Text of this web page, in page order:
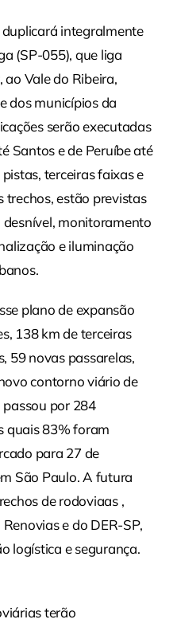
integralmente
(SP-055), que liga
Vale do Ribeira,
dos municípios da
serão executadas
Santos e de Peruíbe até
terceiras faixas e
trechos, estão previstas
desnível, monitoramento
e iluminação
plano de expansão
138 km de terceiras
59 novas passarelas,
contorno viário de
por 284
quais 83% foram
para 27 de
São Paulo. A futura
de rodoviaas ,
e do DER-SP,
logística e segurança.
terão